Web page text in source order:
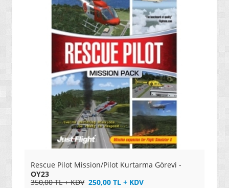
Rescue Pilot Mission/Pilot Kurtarma Görevi -
OY23
350,00 TL + KDV 250,00 TL + KDV